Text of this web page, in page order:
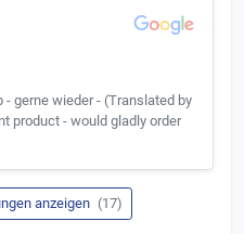
- gerne wieder - (Translated by
product - would gladly order
anzeigen (17)